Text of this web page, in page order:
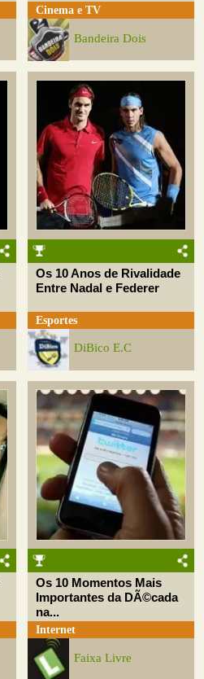
Cinema e TV
Bandeira Dois
Os 10 Anos de Rivalidade
Entre Nadal e Federer
Esportes
DiBico E.C
Os 10 Momentos Mais
Importantes da DÃ©cada
na...
Internet
Faixa Livre